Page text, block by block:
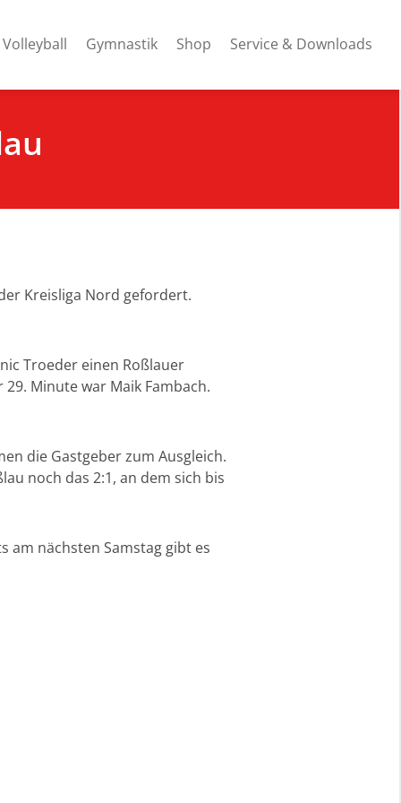
Volleyball Gymnastik Shop Service & Downloads
Kreisliga Nord gefordert.
Troeder einen Roßlauer
Minute war Maik Fambach.
die Gastgeber zum Ausgleich.
noch das 2:1, an dem sich bis
am nächsten Samstag gibt es